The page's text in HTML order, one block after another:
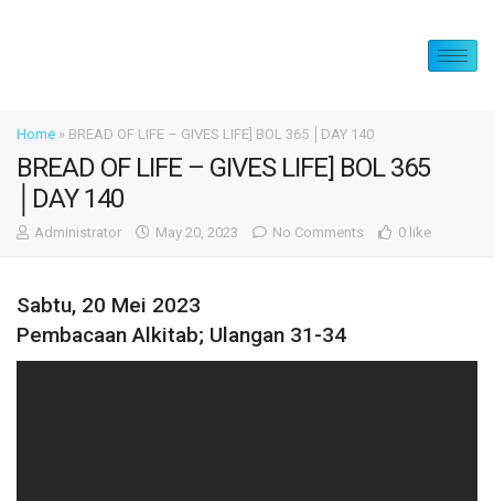
Home » BREAD OF LIFE – GIVES LIFE] BOL 365 │DAY 140
BREAD OF LIFE – GIVES LIFE] BOL 365
│DAY 140
Administrator May 20, 2023 No Comments 0 like
Sabtu, 20 Mei 2023
Pembacaan Alkitab; Ulangan 31-34